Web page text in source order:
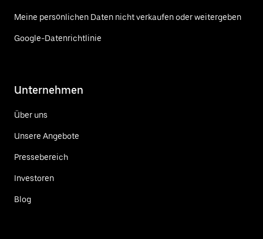
Meine persönlichen Daten nicht verkaufen oder weitergeben
Google-Datenrichtlinie
Unternehmen
Über uns
Unsere Angebote
Pressebereich
Investoren
Blog